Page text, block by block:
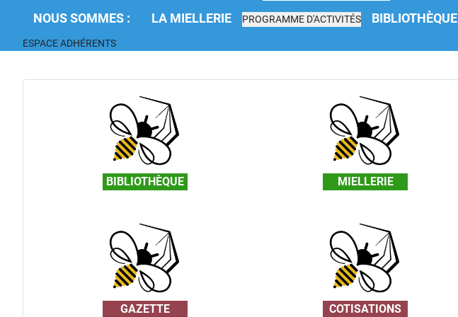
NOUS SOMMES : LA MIELLERIE PROGRAMME D'ACTIVITÉS BIBLIOTHÈQUE
ESPACE ADHÉRENTS
BIBLIOTHÈQUE MIELLERIE
GAZETTE
COTISATIONS